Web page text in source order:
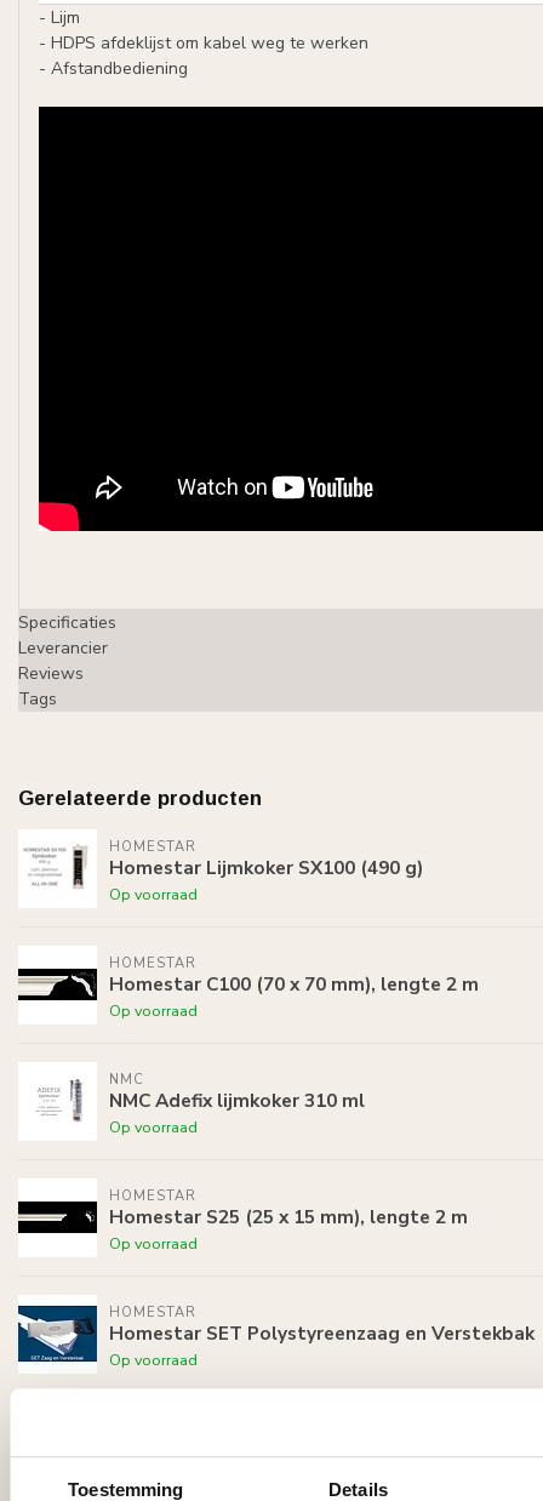
Toestemming Details
- Lijm
- HDPS afdeklijst om kabel weg te werken
- Afstandbediening
Specificaties
Leverancier
Reviews
Tags
Gerelateerde producten
HOMESTAR
Homestar Lijmkoker SX100 (490 g)
Op voorraad
HOMESTAR
Homestar C100 (70 x 70 mm), lengte 2 m
Op voorraad
NMC
NMC Adefix lijmkoker 310 ml
Op voorraad
HOMESTAR
Homestar S25 (25 x 15 mm), lengte 2 m
Op voorraad
HOMESTAR
Homestar SET Polystyreenzaag en Verstekbak
Op voorraad